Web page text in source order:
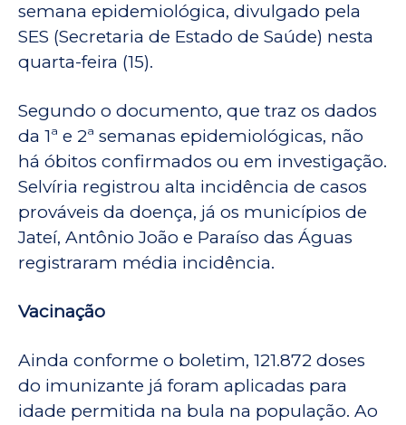
semana epidemiológica, divulgado pela
SES (Secretaria de Estado de Saúde) nesta
quarta-feira (15).
Segundo o documento, que traz os dados
da 1ª e 2ª semanas epidemiológicas, não
há óbitos confirmados ou em investigação.
Selvíria registrou alta incidência de casos
prováveis da doença, já os municípios de
Jateí, Antônio João e Paraíso das Águas
registraram média incidência.
Vacinação
Ainda conforme o boletim, 121.872 doses
do imunizante já foram aplicadas para
idade permitida na bula na população. Ao